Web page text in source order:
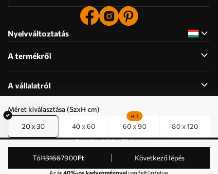
Méret kiválasztása (SzxH cm)
20 x 30 40 x 60 60 x 90
HIT
80 x 120
Tól131667900Ft Következő lépés
Az ár40%-os kedvezménnyelvan feltüntetve.
Nyelvváltoztatás
A termékről
A vállalatról
Cookie engedélyek szerkesztése
Push értesítési beállítások
© 2011-2026 Uwalls . Minden jog fenntartva. Működtető:
KLW Sp. z o.o. HÉA-azonosító: PL9223057591.